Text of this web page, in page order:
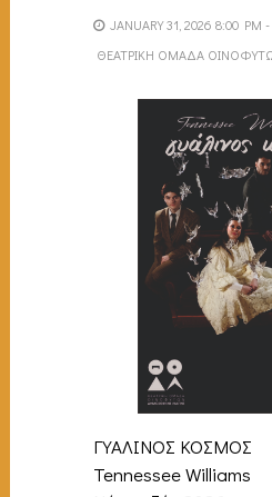
JANUARY 31, 2026 8:00 PM
ΘΕΑΤΡΙΚΗ ΟΜΑΔΑ
ΓΥΑΛΙΝΟΣ ΚΟΣΜΟΣ
Tennessee Williams